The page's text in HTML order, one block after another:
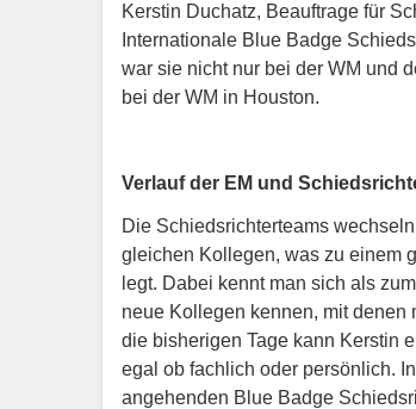
Kerstin Duchatz, Beauftrage für
Internationale Blue Badge
war sie nicht nur bei der WM und
bei der WM in Houston.
Verlauf der EM und
Die Schiedsrichterteams
gleichen Kollegen, was zu einem
legt. Dabei kennt man sich als
neue Kollegen kennen, mit
die bisherigen Tage kann Kerstin
egal ob fachlich oder persönlich.
angehenden Blue Badge